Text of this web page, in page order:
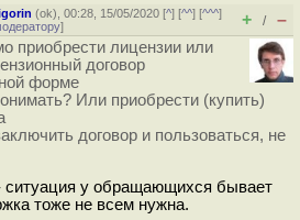
(ok), 00:28, 15/05/2020 [^] [^^] [^^^]
] + / –
приобрести лицензии или
договор
форме
Или приобрести (купить)
договор и пользоваться, не
ситуация у обращающихся бывает
тоже не всем нужна.